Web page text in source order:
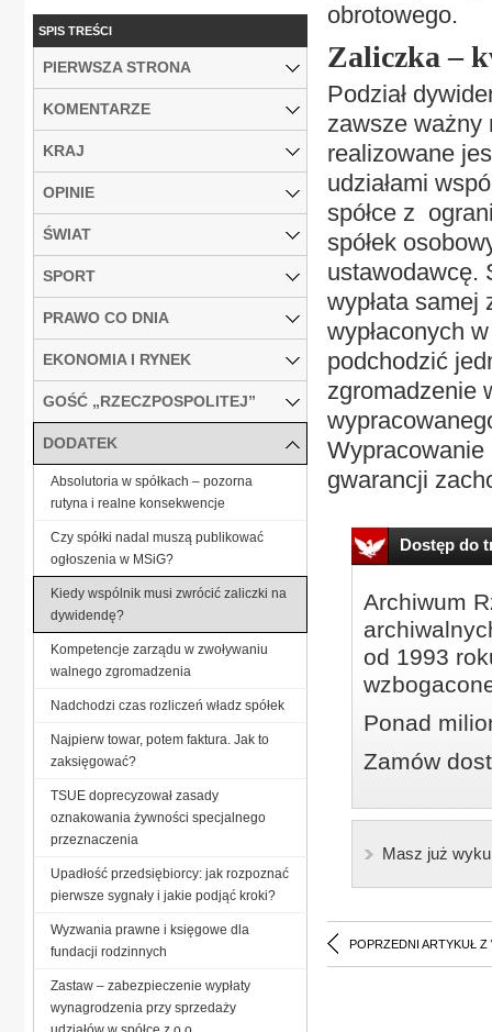
obrotowego.
Zaliczka –
Podział
zawsze ważny
realizowane
udziałami
spółce z
spółek
ustawodawcę.
wypłata
wypłaconych
podchodzić
zgromadzenie
Wypracowanie
gwarancji
Dostęp do
Archiwum
od 1993
Ponad
Zamów
Masz już
POPRZEDNI ARTYKUŁ Z
SPIS TREŚCI
PIERWSZA STRONA
KOMENTARZE
KRAJ
OPINIE
ŚWIAT
SPORT
PRAWO CO DNIA
EKONOMIA I RYNEK
GOŚĆ „RZECZPOSPOLITEJ”
DODATEK
Absolutoria w spółkach – pozorna
rutyna i realne konsekwencje
Czy spółki nadal muszą publikować
ogłoszenia w MSiG?
Kiedy wspólnik musi zwrócić zaliczki na
dywidendę?
Kompetencje zarządu w zwoływaniu
walnego zgromadzenia
Nadchodzi czas rozliczeń władz spółek
Najpierw towar, potem faktura. Jak to
zaksięgować?
TSUE doprecyzował zasady
oznakowania żywności specjalnego
przeznaczenia
Upadłość przedsiębiorcy: jak rozpoznać
pierwsze sygnały i jakie podjąć kroki?
Wyzwania prawne i księgowe dla
fundacji rodzinnych
Zastaw – zabezpieczenie wypłaty
wynagrodzenia przy sprzedaży